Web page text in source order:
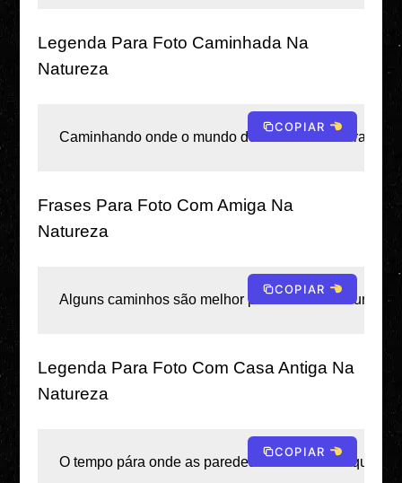
Legenda Para Foto Caminhada Na
Natureza
Caminhando onde o mundo desacelera e o coração
COPIAR
Frases Para Foto Com Amiga Na
Natureza
Alguns caminhos são melhor percorridos com um
COPIAR
Legenda Para Foto Com Casa Antiga Na
Natureza
O tempo pára onde as paredes viram mais do que
COPIAR